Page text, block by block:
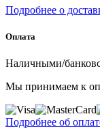
Подробнее о
Оплата
Наличными/
Мы принимаем к
Подробнее об